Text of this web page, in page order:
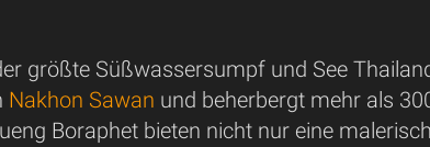
größte Süßwassersumpf und See
Nakhon Sawan und beherbergt mehr als
Boraphet bieten nicht nur eine